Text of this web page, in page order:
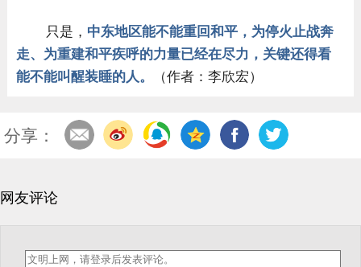
只是， 中东地区能不能重回和平，为停火止战奔
走、为重建和平疾呼的力量已经在尽力，关键还得看
能不能叫醒装睡的人。
（作者：李欣宏）
分享：
网友评论